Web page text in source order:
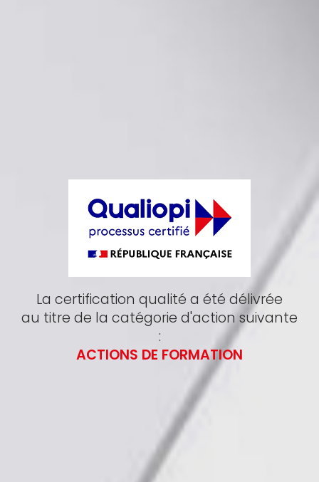
La certification qualité a été délivrée
au titre de la catégorie d'action suivante
:
ACTIONS DE FORMATION